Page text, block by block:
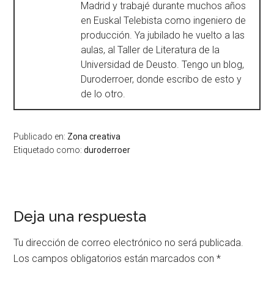
Madrid y trabajé durante muchos años
en Euskal Telebista como ingeniero de
producción. Ya jubilado he vuelto a las
aulas, al Taller de Literatura de la
Universidad de Deusto. Tengo un blog,
Duroderroer, donde escribo de esto y
de lo otro.
Publicado en: Zona creativa
Etiquetado como:duroderroer
Deja una respuesta
Tu dirección de correo electrónico no será publicada.
Los campos obligatorios están marcados con*